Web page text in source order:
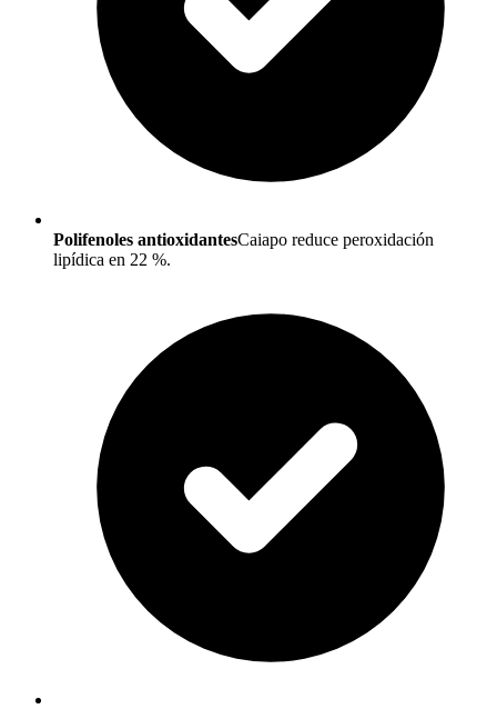
Polifenoles antioxidantesCaiapo reduce peroxidación
lipídica en 22 %.